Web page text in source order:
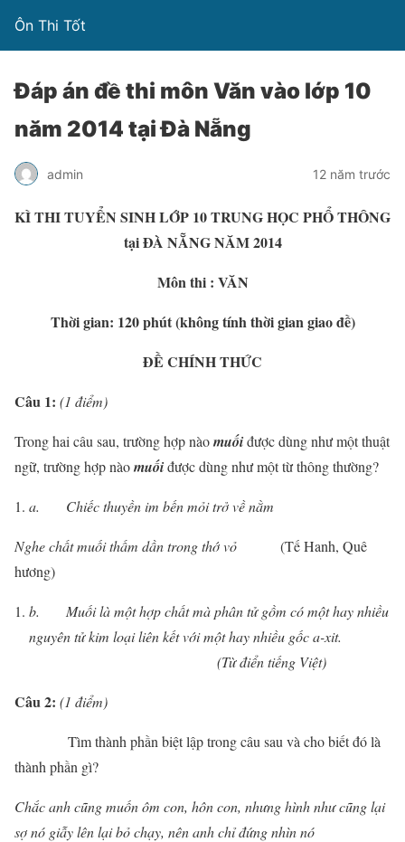
Ôn Thi Tốt
Đáp án đề thi môn Văn vào lớp 10
năm 2014 tại Đà Nẵng
admin 12 năm trước
KÌ THI TUYỂN SINH LỚP 10 TRUNG HỌC PHỔ THÔNG
tại ĐÀ NẴNG NĂM 2014
Môn thi : VĂN
Thời gian: 120 phút (không tính thời gian giao đề)
ĐỀ CHÍNH THỨC
Câu 1: (1 điểm)
Trong hai câu sau, trường hợp nàomuốiđược dùng như một thuật
ngữ, trường hợp nàomuốiđược dùng như một từ thông thường?
a. Chiếc thuyền im bến mỏi trở về nằm
Nghe chất muối thấm dần trong thớ vỏ (Tế Hanh, Quê
hương)
b. Muối là một hợp chất mà phân tử gồm có một hay nhiều
nguyên tử kim loại liên kết với một hay nhiều gốc a-xit.
(Từ điển tiếng Việt)
Câu2: (1 điểm)
Tìm thành phần biệt lập trong câu sau và cho biết đó là
thành phần gì?
Chắc anh cũng muốn ôm con, hôn con, nhưng hình như cũng lại
sợ nó giẫy lên lại bỏ chạy, nên anh chỉ đứng nhìn nó